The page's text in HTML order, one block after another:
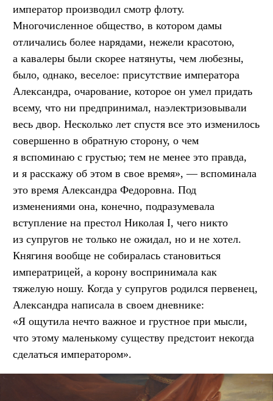
император производил смотр флоту.
Многочисленное общество, в котором дамы
отличались более нарядами, нежели красотою,
а кавалеры были скорее натянуты, чем любезны,
было, однако, веселое: присутствие императора
Александра, очарование, которое он умел придать
всему, что ни предпринимал, наэлектризовывали
весь двор. Несколько лет спустя все это изменилось
совершенно в обратную сторону, о чем
я вспоминаю с грустью; тем не менее это правда,
и я расскажу об этом в свое время», — вспоминала
это время Александра Федоровна. Под
изменениями она, конечно, подразумевала
вступление на престол Николая I, чего никто
из супругов не только не ожидал, но и не хотел.
Княгиня вообще не собиралась становиться
императрицей, а корону воспринимала как
тяжелую ношу. Когда у супругов родился первенец,
Александра написала в своем дневнике:
«Я ощутила нечто важное и грустное при мысли,
что этому маленькому существу предстоит некогда
сделаться императором».